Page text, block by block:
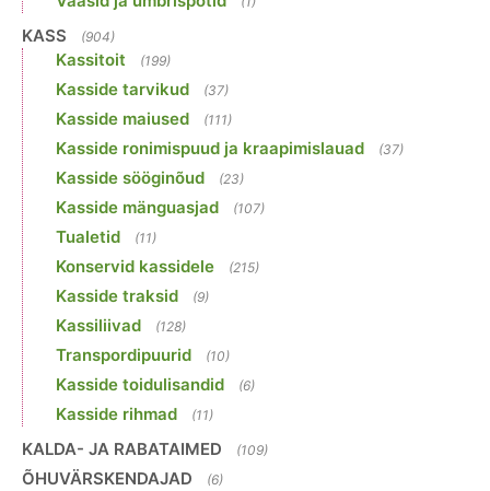
KASS (904)
Kassitoit (199)
Kasside tarvikud (37)
Kasside maiused (111)
Kasside ronimispuud ja kraapimislauad (37)
Kasside sööginõud (23)
Kasside mänguasjad (107)
Tualetid (11)
Konservid kassidele (215)
Kasside traksid (9)
Kassiliivad (128)
Transpordipuurid (10)
Kasside toidulisandid (6)
Kasside rihmad (11)
KALDA- JA RABATAIMED (109)
ÕHUVÄRSKENDAJAD (6)